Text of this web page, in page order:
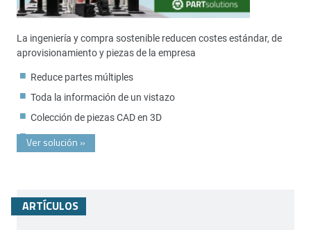
La ingeniería y compra sostenible reducen costes estándar, de
aprovisionamiento y piezas de la empresa
Reduce partes múltiples
Toda la información de un vistazo
Colección de piezas CAD en 3D
Ver solución »
ARTÍCULOS